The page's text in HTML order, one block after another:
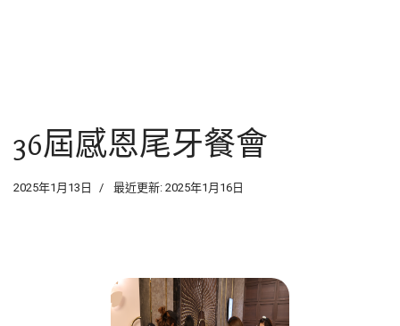
36屆感恩尾牙餐會
2025年1月13日 最近更新: 2025年1月16日